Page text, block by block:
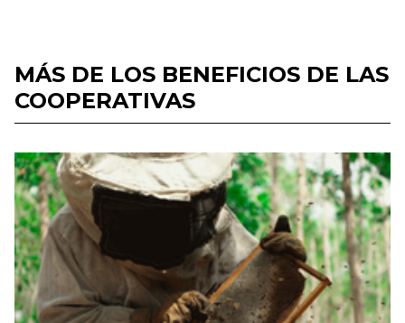
MÁS DE LOS BENEFICIOS DE LAS
COOPERATIVAS